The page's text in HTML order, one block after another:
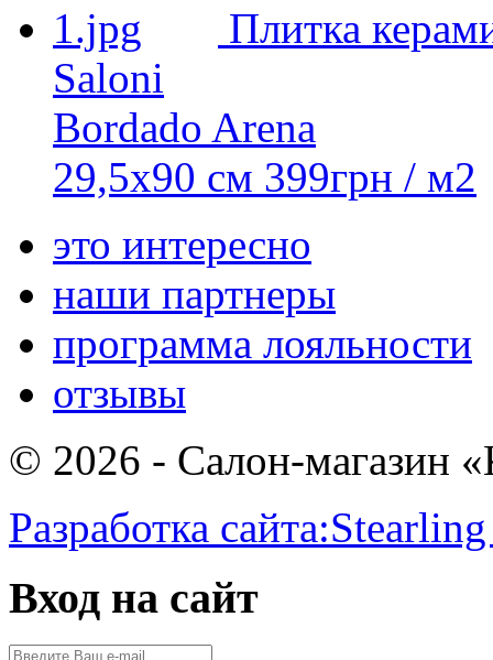
Плитка
Saloni
Bordado Arena
29,5х90 см 399грн / м2
это интересно
наши партнеры
программа лояльности
отзывы
© 2026 - Салон-магазин
Разработка сайта:
Вход на сайт